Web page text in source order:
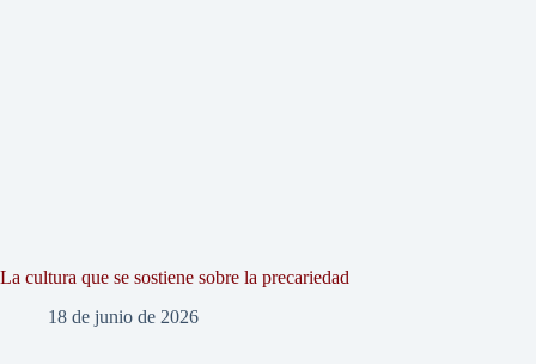
La cultura que se sostiene sobre la precariedad
18 de junio de 2026